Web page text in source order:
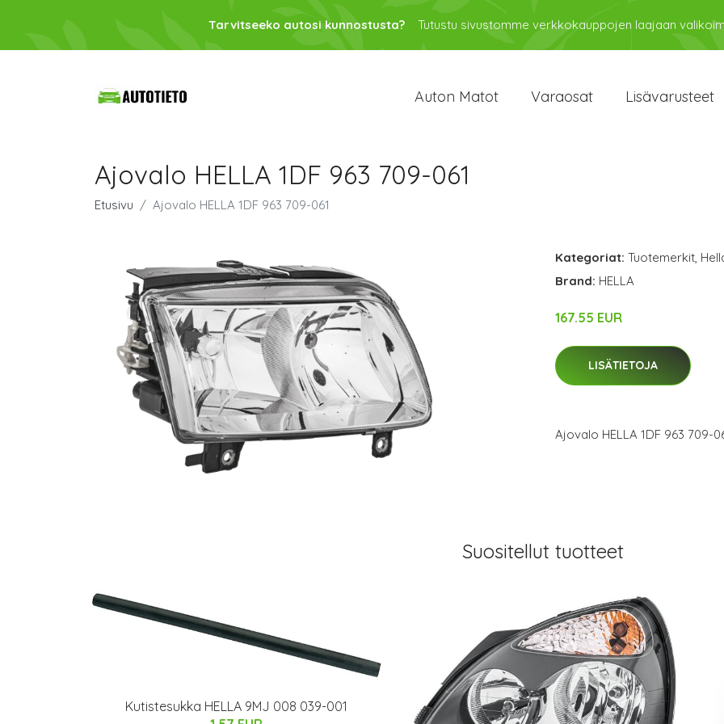
Tarvitseeko autosi kunnostusta? Tutustu sivustomme verkkokauppojen laajaan
Auton Matot Varaosat Lisävarusteet
Ajovalo HELLA 1DF 963 709-061
Etusivu Ajovalo HELLA 1DF 963 709-061
Kategoriat: Tuotemerkit,
Brand: HELLA
167.55 EUR
LISÄTIETOJA
Ajovalo HELLA 1DF 963 709-
Suositellut tuotteet
Kutistesukka HELLA 9MJ 008 039-001